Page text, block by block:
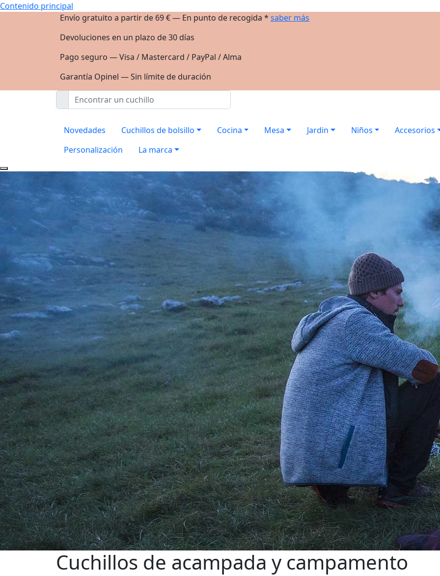
Contenido principal
Envío gratuito a partir de 69 € — En punto de recogida * saber más
Devoluciones en un plazo de 30 días
Pago seguro — Visa / Mastercard / PayPal / Alma
Garantía Opinel — Sin límite de duración
Novedades Cuchillos de bolsillo Cocina Mesa Jardin Niños
Accesorios
Personalización
La marca
Cuchillos de acampada y campamento